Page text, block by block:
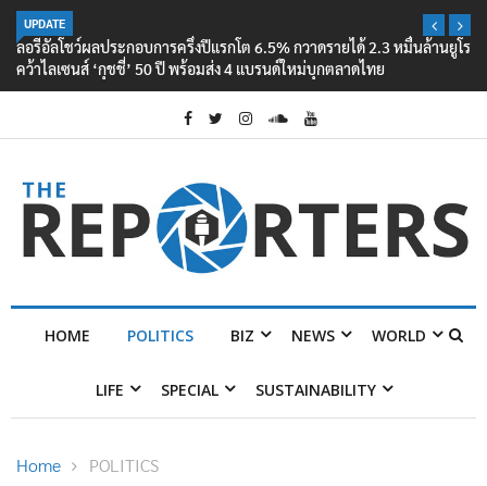
UPDATE
ลอรีอัลโชว์ผลประกอบการครึ่งปีแรกโต 6.5% กวาดรายได้ 2.3 หมื่นล้านยูโร
คว้าไลเซนส์ ‘กุชชี่’ 50 ปี พร้อมส่ง 4 แบรนด์ใหม่บุกตลาดไทย
HOME POLITICS BIZ NEWS WORLD
LIFE SPECIAL SUSTAINABILITY
Home POLITICS